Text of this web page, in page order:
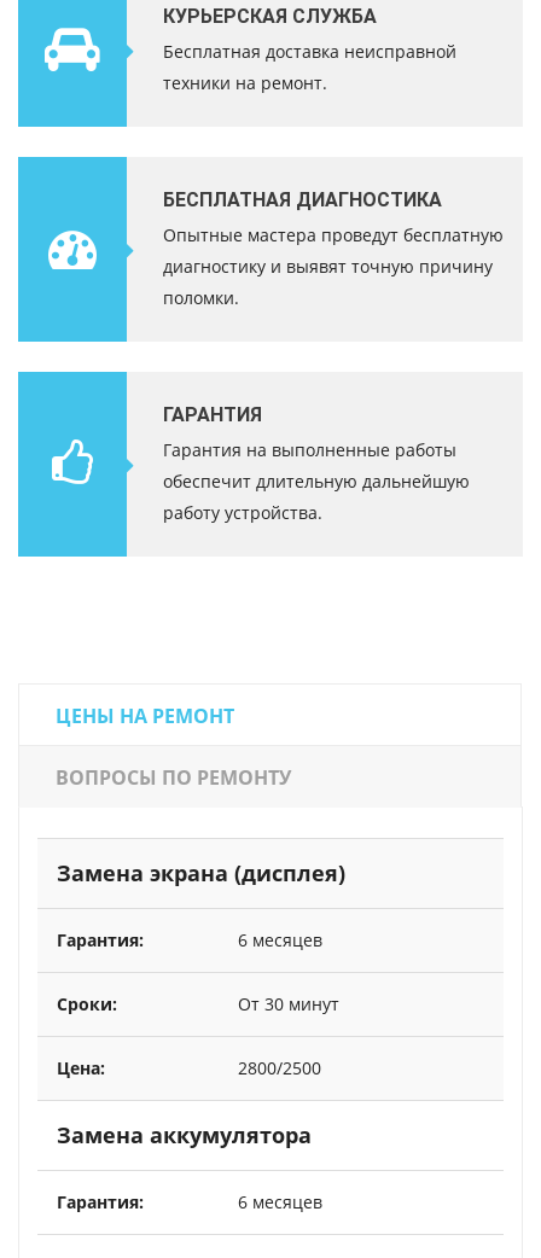
КУРЬЕРСКАЯ СЛУЖБА
Бесплатная доставка неисправной
техники на ремонт.
БЕСПЛАТНАЯ ДИАГНОСТИКА
Опытные мастера проведут бесплатную
диагностику и выявят точную причину
поломки.
ГАРАНТИЯ
Гарантия на выполненные работы
обеспечит длительную дальнейшую
работу устройства.
ЦЕНЫ НА РЕМОНТ
ВОПРОСЫ ПО РЕМОНТУ
Замена экрана (дисплея)
6 месяцев
От 30 минут
2800/2500
Замена аккумулятора
6 месяцев